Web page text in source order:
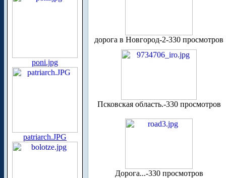
poni.jpg
patriarch.JPG
дорога в Новгород-2-330 просмотров
Псковская область.-330 просмотров
Дорога...-330 просмотров